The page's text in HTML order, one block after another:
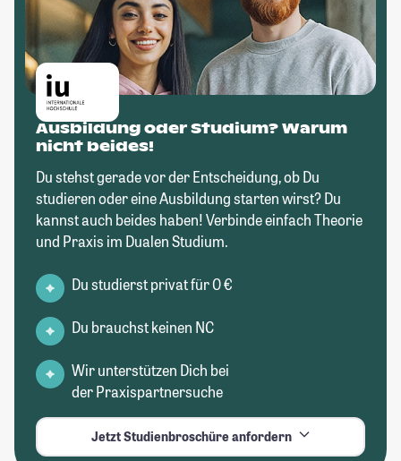
Ausbildung oder Studium? Warum
nicht beides!
Du stehst gerade vor der Entscheidung, ob Du
studieren oder eine Ausbildung starten wirst? Du
kannst auch beides haben! Verbinde einfach Theorie
und Praxis im Dualen Studium.
Du studierst privat für 0 €
Du brauchst keinen NC
Wir unterstützen Dich bei
der Praxispartnersuche
Jetzt Studienbroschüre anfordern